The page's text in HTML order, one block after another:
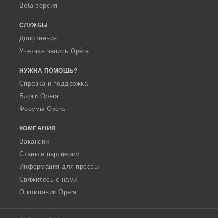
Beta-версия
СЛУЖБЫ
Дополнения
Учетная запись Opera
НУЖНА ПОМОЩЬ?
Справка и поддержка
Блоги Opera
Форумы Opera
КОМПАНИЯ
Вакансии
Станьте партнером
Информация для прессы
Свяжитесь с нами
О компании Opera